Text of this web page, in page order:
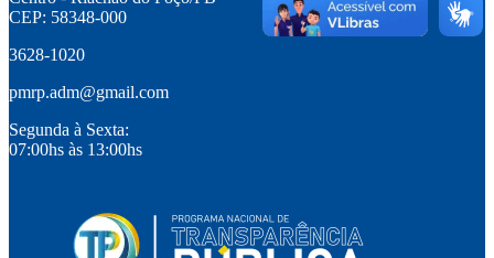
CEP: 58348-000
3628-1020
pmrp.adm@gmail.com
Segunda à Sexta:
07:00hs às 13:00hs